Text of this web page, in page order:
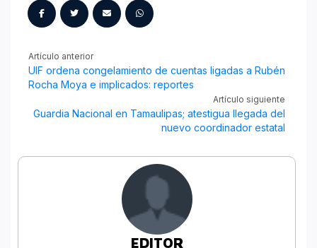
Artículo anterior
UIF ordena congelamiento de cuentas ligadas a Rubén
Rocha Moya e implicados: reportes
Artículo siguiente
Guardia Nacional en Tamaulipas; atestigua llegada del
nuevo coordinador estatal
EDITOR